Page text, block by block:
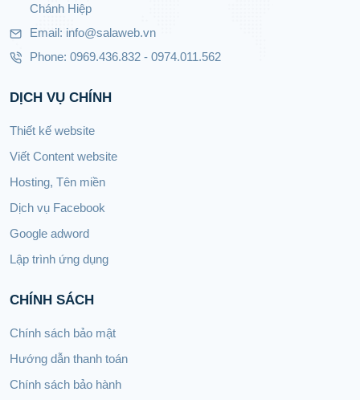
Chánh Hiệp
Email: info@salaweb.vn
Phone: 0969.436.832 - 0974.011.562
DỊCH VỤ CHÍNH
Thiết kế website
Viết Content website
Hosting, Tên miền
Dịch vụ Facebook
Google adword
Lập trình ứng dụng
CHÍNH SÁCH
Chính sách bảo mật
Hướng dẫn thanh toán
Chính sách bảo hành